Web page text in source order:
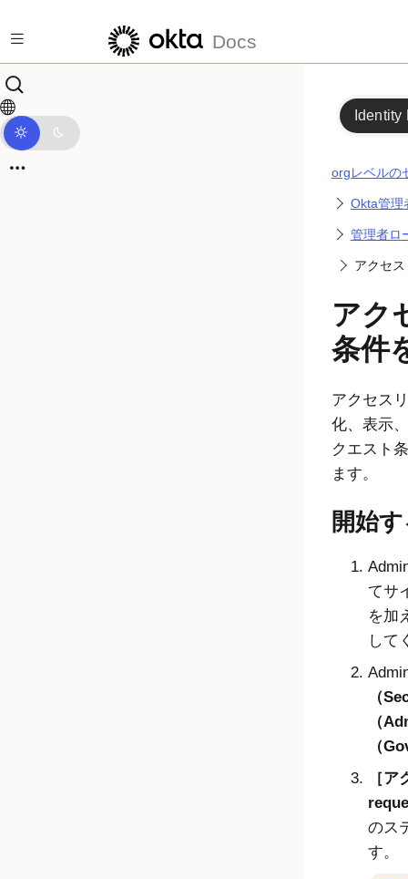
Docs
Identity
orgレベルの
Okta管理
管理者ロ
アクセ
アク
条件
アクセス
化、表示
クエスト
ます。
開始
てサ
を加
して
（
（
（
ア
のス
す。